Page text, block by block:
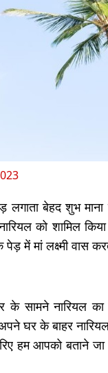
लगाता बेहद शुभ
को शामिल
में मां लक्ष्मी वास
के सामने नारियल
घर के बाहर
आपको बताने जा